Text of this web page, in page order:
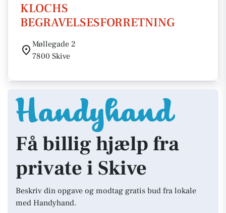
KLOCHS
BEGRAVELSESFORRETNING
Møllegade 2
7800 Skive
Få billig hjælp fra
private i Skive
Beskriv din opgave og modtag gratis bud fra lokale
med Handyhand.